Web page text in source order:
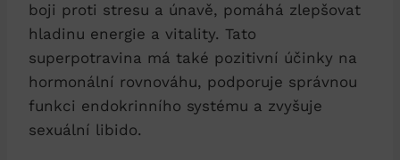
boji proti stresu a únavě, pomáhá zlepšovat
hladinu energie a vitality. Tato
superpotravina má také pozitivní účinky na
hormonální rovnováhu, podporuje správnou
funkci endokrinního systému a zvyšuje
sexuální libido.